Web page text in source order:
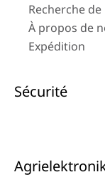
Recherche
À propos de
Expédition
Sécurité